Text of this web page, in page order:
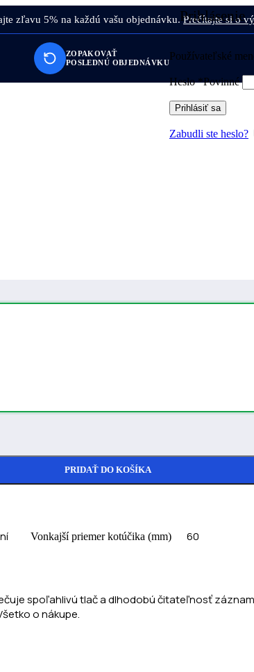
zľavu 5% na každú vašu objednávku.Prečítajte si o
ZOPAKOVAŤ
POSLEDNÚ OBJEDNÁVKU
Prihlásenie
Používateľské
Heslo*Povinné
Prihlásiť sa
Zabudli ste heslo?
PRIDAŤ DO KOŠÍKA
Vonkajší priemer kotúčika (mm) 60
spoľahlivú tlač a dlhodobú čitateľnosť
o nákupe.